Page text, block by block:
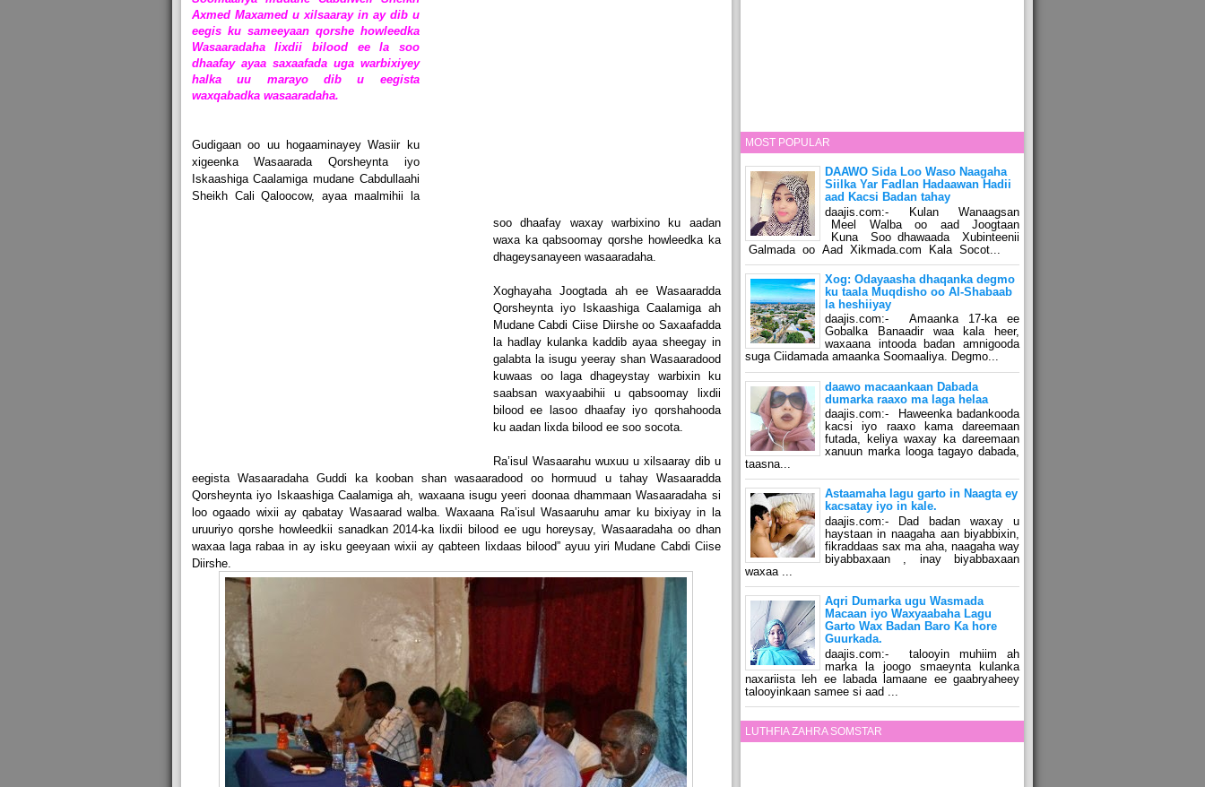
Axmed Maxamed u xilsaaray in ay dib u
eegis ku sameeyaan qorshe howleedka
Wasaaradaha lixdii bilood ee la soo
dhaafay ayaa saxaafada uga warbixiyey
halka uu marayo dib u eegista
waxqabadka wasaaradaha.
Gudigaan oo uu hogaaminayey Wasiir ku
xigeenka Wasaarada Qorsheynta iyo
Iskaashiga Caalamiga mudane Cabdullaahi
Sheikh Cali Qaloocow, ayaa maalmihii la
soo dhaafay waxay warbixino ku aadan
waxa ka qabsoomay qorshe howleedka ka
dhageysanayeen wasaaradaha.
Xoghayaha Joogtada ah ee Wasaaradda
Qorsheynta iyo Iskaashiga Caalamiga ah
Mudane Cabdi Ciise Diirshe oo Saxaafadda
la hadlay kulanka kaddib ayaa sheegay in
galabta la isugu yeeray shan Wasaaradood
kuwaas oo laga dhageystay warbixin ku
saabsan waxyaabihii u qabsoomay lixdii
bilood ee lasoo dhaafay iyo qorshahooda
ku aadan lixda bilood ee soo socota.
Ra’isul Wasaarahu wuxuu u xilsaaray dib u
eegista Wasaaradaha Guddi ka kooban shan wasaaradood oo hormuud u tahay Wasaaradda
Qorsheynta iyo Iskaashiga Caalamiga ah, waxaana isugu yeeri doonaa dhammaan Wasaaradaha si
loo ogaado wixii ay qabatay Wasaarad walba. Waxaana Ra’isul Wasaaruhu amar ku bixiyay in la
uruuriyo qorshe howleedkii sanadkan 2014-ka lixdii bilood ee ugu horeysay, Wasaaradaha oo dhan
waxaa laga rabaa in ay isku geeyaan wixii ay qabteen lixdaas bilood” ayuu yiri Mudane Cabdi Ciise
Diirshe.
MOST POPULAR
DAAWO Sida Loo Waso Naagaha
Siilka Yar Fadlan Hadaawan Hadii
aad Kacsi Badan tahay
daajis.com:- Kulan Wanaagsan
Meel Walba oo aad Joogtaan
Kuna Soo dhawaada Xubinteenii
Galmada oo Aad Xikmada.com Kala Socot...
Xog: Odayaasha dhaqanka degmo
ku taala Muqdisho oo Al-Shabaab
la heshiiyay
daajis.com:- Amaanka 17-ka ee
Gobalka Banaadir waa kala heer,
waxaana intooda badan amnigooda
suga Ciidamada amaanka Soomaaliya. Degmo...
daawo macaankaan Dabada
dumarka raaxo ma laga helaa
daajis.com:- Haweenka badankooda
kacsi iyo raaxo kama dareemaan
futada, keliya waxay ka dareemaan
xanuun marka looga tagayo dabada,
taasna...
Astaamaha lagu garto in Naagta ey
kacsatay iyo in kale.
daajis.com:- Dad badan waxay u
haystaan in naagaha aan biyabbixin,
fikraddaas sax ma aha, naagaha way
biyabbaxaan , inay biyabbaxaan
waxaa ...
Aqri Dumarka ugu Wasmada
Macaan iyo Waxyaabaha Lagu
Garto Wax Badan Baro Ka hore
Guurkada.
daajis.com:- talooyin muhiim ah
marka la joogo smaeynta kulanka
naxariista leh ee labada lamaane ee gaabryaheey
talooyinkaan samee si aad ...
LUTHFIA ZAHRA SOMSTAR